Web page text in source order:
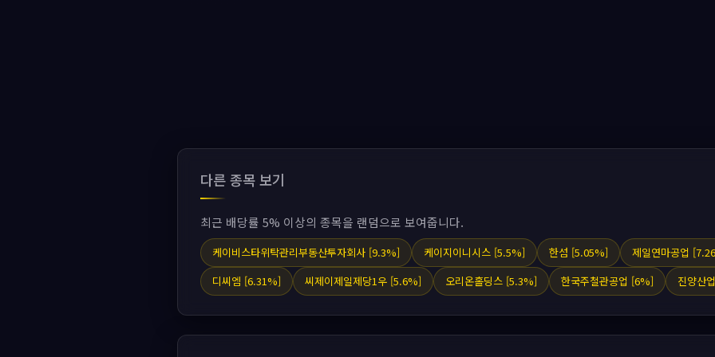
다른 종목 보기
최근 배당률 5% 이상의 종목을 랜덤으로 보여줍니다.
케이비스타위탁관리부동산투자회사 [9.3%] 케이지이니시스 [5.5%] 한섬 [5.05%]
제일연마공업
디씨엠 [6.31%]
씨제이제일제당1우 [5.6%] 오리온홀딩스 [5.3%] 한국주철관공업 [6%] 진양산